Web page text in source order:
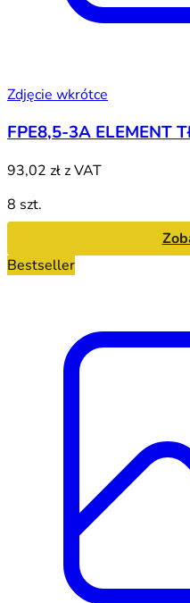
Zdjęcie wkrótce
FPE8,5-3A ELEMENT
93,02 złz VAT
8 szt.
Bestseller